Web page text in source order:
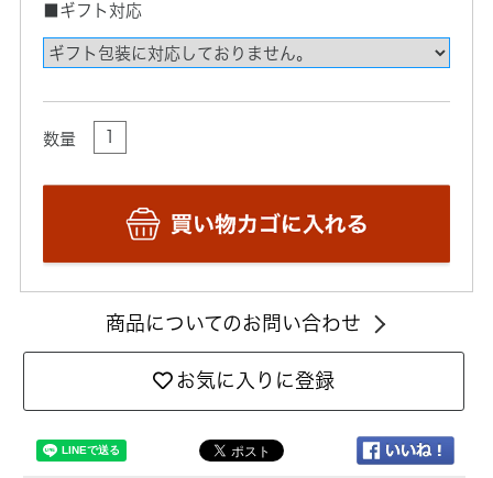
■ギフト対応
数量
商品についてのお問い合わせ
お気に入りに登録